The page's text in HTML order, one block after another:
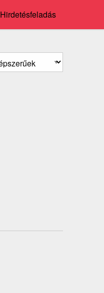
Hirdetésfeladás